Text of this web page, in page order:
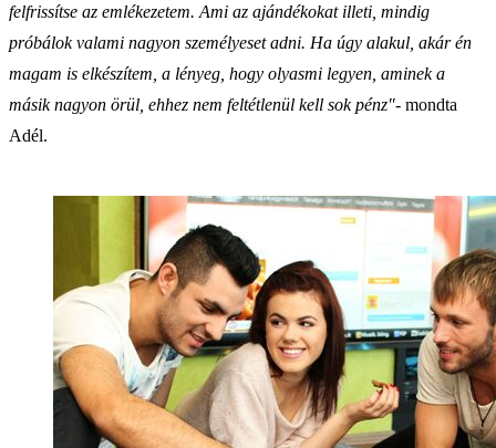
felfrissítse az emlékezetem. Ami az ajándékokat illeti, mindig
próbálok valami nagyon személyeset adni. Ha úgy alakul, akár én
magam is elkészítem, a lényeg, hogy olyasmi legyen, aminek a
másik nagyon örül, ehhez nem feltétlenül kell sok pénz"- mondta
Adél.